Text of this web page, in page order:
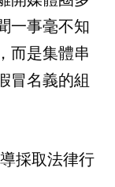
一事毫不知
而是集體串
冒名義的組
採取法律行